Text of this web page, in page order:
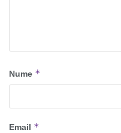
Nume *
Email *